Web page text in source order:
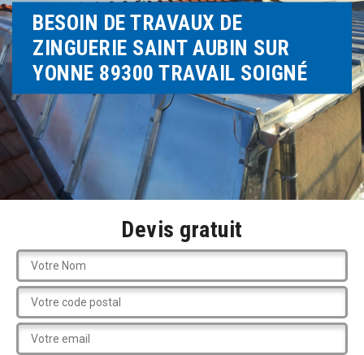
BESOIN DE TRAVAUX DE
ZINGUERIE SAINT AUBIN SUR
YONNE 89300 TRAVAIL SOIGNÉ
Devis gratuit